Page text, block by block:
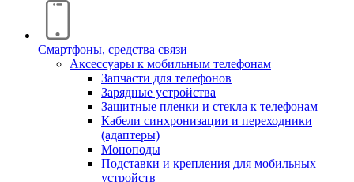
Смартфоны, средства связи
Аксессуары к мобильным телефонам
Запчасти для телефонов
Зарядные устройства
Защитные пленки и стекла к телефонам
Кабели синхронизации и переходники
(адаптеры)
Моноподы
Подставки и крепления для мобильных
устройств